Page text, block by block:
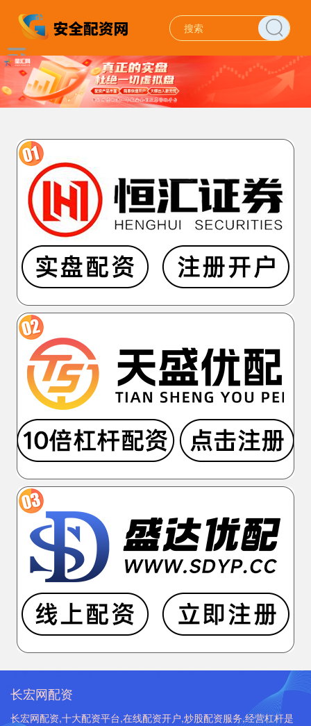
长宏网配资
长宏网配资,十大配资平台,在线配资开户,炒股配资服务,经营杠杆是